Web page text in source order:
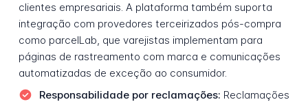
clientes empresariais. A plataforma também suporta
integração com provedores terceirizados pós-compra
como parcelLab, que varejistas implementam para
páginas de rastreamento com marca e comunicações
automatizadas de exceção ao consumidor.
Responsabilidade por reclamações: Reclamações